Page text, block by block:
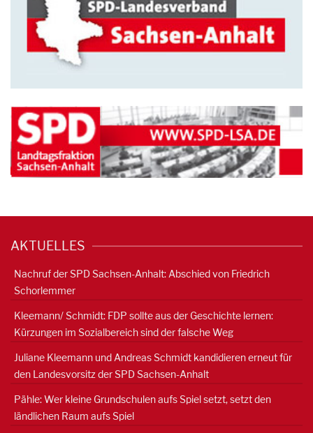
AKTUELLES
Nachruf der SPD Sachsen-Anhalt: Abschied von Friedrich
Schorlemmer
Kleemann/ Schmidt: FDP sollte aus der Geschichte lernen:
Kürzungen im Sozialbereich sind der falsche Weg
Juliane Kleemann und Andreas Schmidt kandidieren erneut für
den Landesvorsitz der SPD Sachsen-Anhalt
Pähle: Wer kleine Grundschulen aufs Spiel setzt, setzt den
ländlichen Raum aufs Spiel